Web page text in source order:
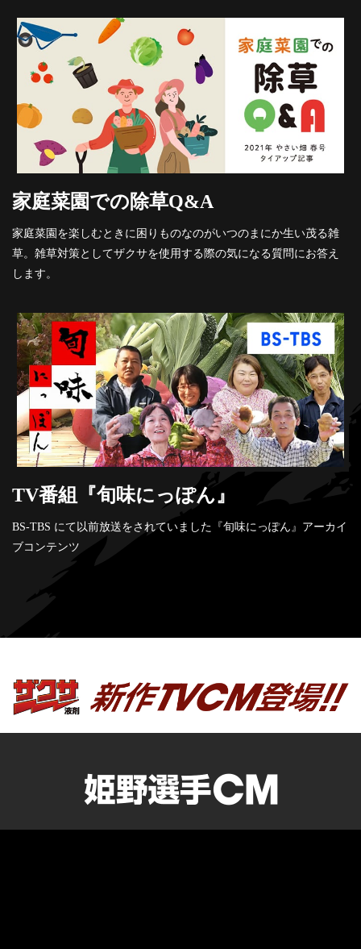
家庭菜園での除草Q&A
家庭菜園を楽しむときに困りものなのがいつのまにか生い茂る雑
草。雑草対策としてザクサを使用する際の気になる質問にお答え
します。
TV番組『旬味にっぽん』
BS-TBS にて以前放送をされていました『旬味にっぽん』アーカイ
ブコンテンツ